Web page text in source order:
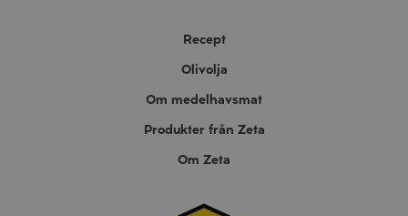
Recept
Olivolja
Om medelhavsmat
Produkter från Zeta
Om Zeta